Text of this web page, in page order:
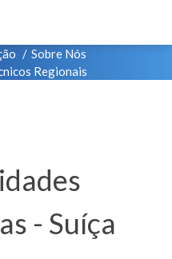
Sobre Nós
Regionais
- Suíça